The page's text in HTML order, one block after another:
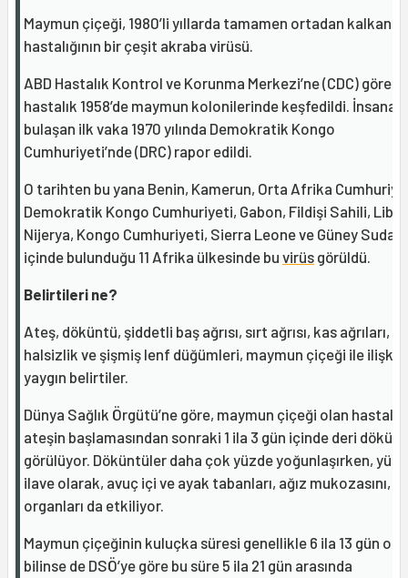
Maymun çiçeği, 1980’li yıllarda tamamen ortadan kalkan
hastalığının bir çeşit akraba virüsü.
ABD Hastalık Kontrol ve Korunma Merkezi’ne (CDC) göre,
hastalık 1958’de maymun kolonilerinde keşfedildi. İnsana
bulaşan ilk vaka 1970 yılında Demokratik Kongo
Cumhuriyeti’nde (DRC) rapor edildi.
O tarihten bu yana Benin, Kamerun, Orta Afrika
Demokratik Kongo Cumhuriyeti, Gabon, Fildişi Sahili,
Nijerya, Kongo Cumhuriyeti, Sierra Leone ve Güney
içinde bulunduğu 11 Afrika ülkesinde bu virüs görüldü.
Belirtileri ne?
Ateş, döküntü, şiddetli baş ağrısı, sırt ağrısı, kas ağrıları,
halsizlik ve şişmiş lenf düğümleri, maymun çiçeği ile ilişkili
yaygın belirtiler.
Dünya Sağlık Örgütü’ne göre, maymun çiçeği olan
ateşin başlamasından sonraki 1 ila 3 gün içinde deri
görülüyor. Döküntüler daha çok yüzde yoğunlaşırken, yüze
ilave olarak, avuç içi ve ayak tabanları, ağız mukozasını,
organları da etkiliyor.
Maymun çiçeğinin kuluçka süresi genellikle 6 ila 13 gün
bilinse de DSÖ’ye göre bu süre 5 ila 21 gün arasında